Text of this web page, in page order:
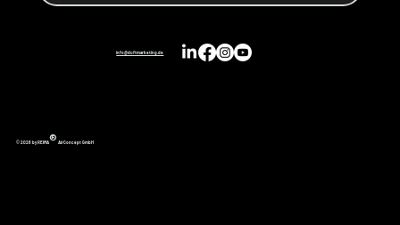
info@duftmarketing.de
© 2026 by REIMA® AirConcept GmbH